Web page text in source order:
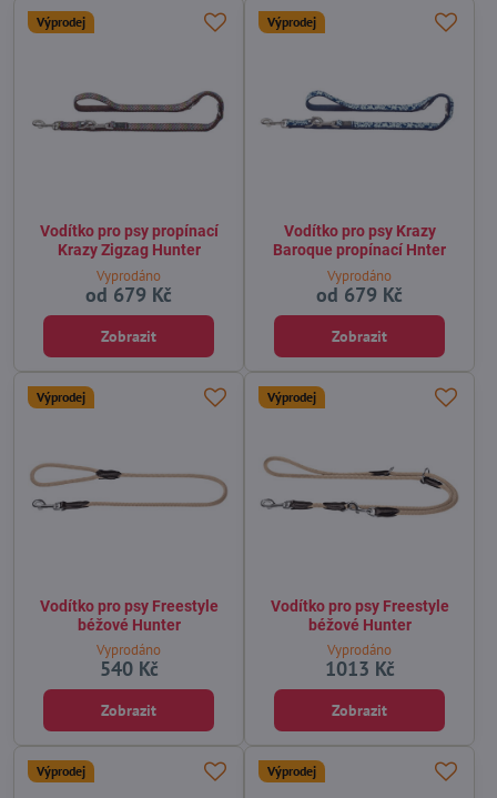
Výprodej
Vodítko pro psy propínací
Krazy Zigzag Hunter
Vyprodáno
od 679 Kč
Zobrazit
Výprodej
Vodítko pro psy Krazy
Baroque propínací Hnter
Vyprodáno
od 679 Kč
Zobrazit
Výprodej
Vodítko pro psy Freestyle
béžové Hunter
Vyprodáno
540 Kč
Zobrazit
Výprodej
Vodítko pro psy Freestyle
béžové Hunter
Vyprodáno
1013 Kč
Zobrazit
Výprodej Výprodej